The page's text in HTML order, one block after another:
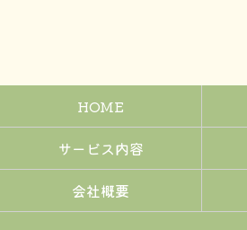
HOME
サービス内容
会社概要